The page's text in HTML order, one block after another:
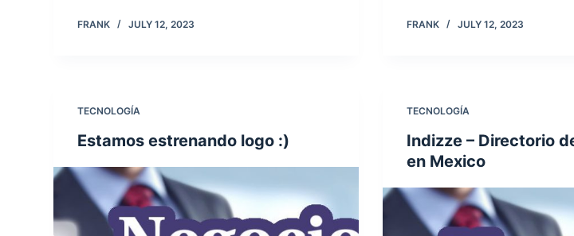
FRANK JULY 12, 2023 FRANK JULY 12, 2023
TECNOLOGÍA
Estamos estrenando logo :)
TECNOLOGÍA
Indizze – Directorio
en Mexico